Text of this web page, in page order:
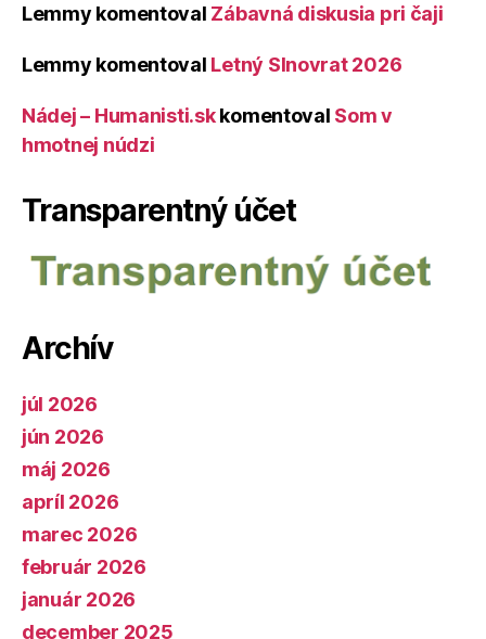
Lemmy komentoval Zábavná diskusia pri čaji
Lemmy komentoval Letný Slnovrat 2026
Nádej – Humanisti.skkomentoval Som v
hmotnej núdzi
Transparentný účet
Archív
júl 2026
jún 2026
máj 2026
apríl 2026
marec 2026
február 2026
január 2026
december 2025